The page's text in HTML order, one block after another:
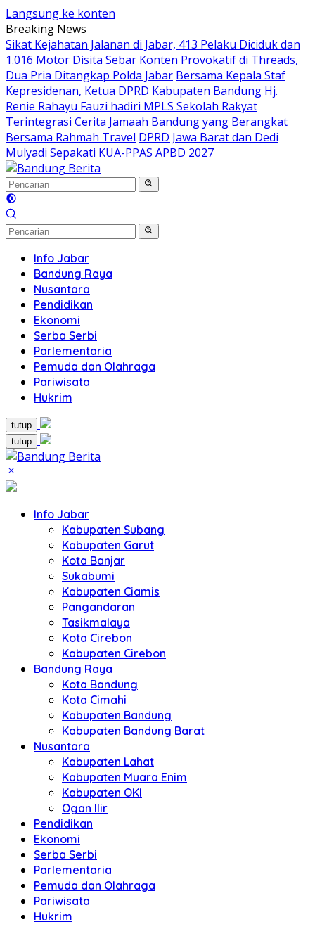
Langsung ke konten
Breaking News
Sikat Kejahatan Jalanan di Jabar, 413 Pelaku Diciduk dan
1.016 Motor Disita Sebar Konten Provokatif di Threads,
Dua Pria Ditangkap Polda Jabar Bersama Kepala Staf
Kepresidenan, Ketua DPRD Kabupaten Bandung Hj.
Renie Rahayu Fauzi hadiri MPLS Sekolah Rakyat
Terintegrasi Cerita Jamaah Bandung yang Berangkat
Bersama Rahmah Travel DPRD Jawa Barat dan Dedi
Mulyadi Sepakati KUA-PPAS APBD 2027
Info Jabar
Bandung Raya
Nusantara
Pendidikan
Ekonomi
Serba Serbi
Parlementaria
Pemuda dan Olahraga
Pariwisata
Hukrim
tutup
tutup
Info Jabar
Kabupaten Subang
Kabupaten Garut
Kota Banjar
Sukabumi
Kabupaten Ciamis
Pangandaran
Tasikmalaya
Kota Cirebon
Kabupaten Cirebon
Bandung Raya
Kota Bandung
Kota Cimahi
Kabupaten Bandung
Kabupaten Bandung Barat
Nusantara
Kabupaten Lahat
Kabupaten Muara Enim
Kabupaten OKI
Ogan Ilir
Pendidikan
Ekonomi
Serba Serbi
Parlementaria
Pemuda dan Olahraga
Pariwisata
Hukrim